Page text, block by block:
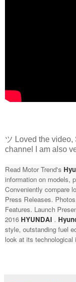
ツ Loved the
channel I am also
Read Motor Trend's
information on models,
Conveniently compare
Press Releases.
Features. Launch
2016 HYUNDAI .
style, outstanding fuel
look at its technological